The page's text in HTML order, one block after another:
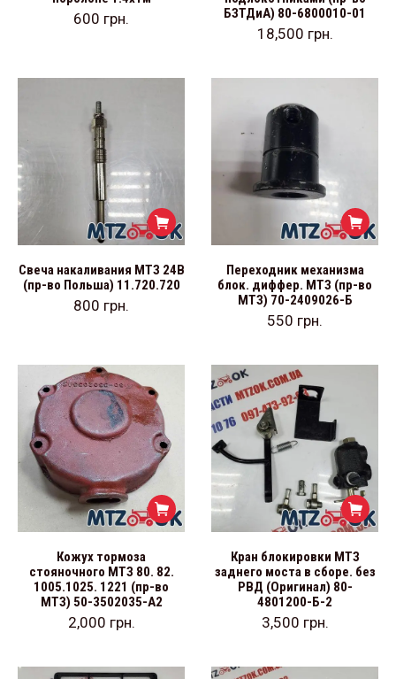
600 грн.
БЗТДиА) 80-6800010-01
18,500 грн.
Свеча накаливания МТЗ 24В
(пр-во Польша) 11.720.720
800 грн.
Переходник механизма
блок. диффер. МТЗ (пр-во
МТЗ) 70-2409026-Б
550 грн.
Кожух тормоза
стояночного МТЗ 80. 82.
1005.1025. 1221 (пр-во
МТЗ) 50-3502035-А2
2,000 грн.
Кран блокировки МТЗ
заднего моста в сборе. без
РВД (Оригинал) 80-
4801200-Б-2
3,500 грн.